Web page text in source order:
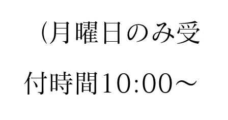
（月曜日のみ受
付時間10:00〜